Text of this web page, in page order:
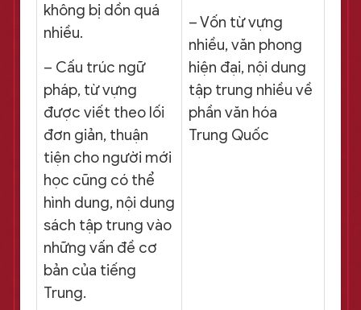
không bị dồn quá
nhiều.
– Cấu trúc ngữ
pháp, từ vựng
được viết theo lối
đơn giản, thuận
tiện cho người mới
học cũng có thể
hình dung, nội dung
sách tập trung vào
những vấn đề cơ
bản của tiếng
Trung.
– Vốn từ vựng
nhiều, văn phong
hiện đại, nội dung
tập trung nhiều về
phần văn hóa
Trung Quốc